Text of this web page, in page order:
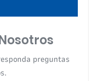
preguntas